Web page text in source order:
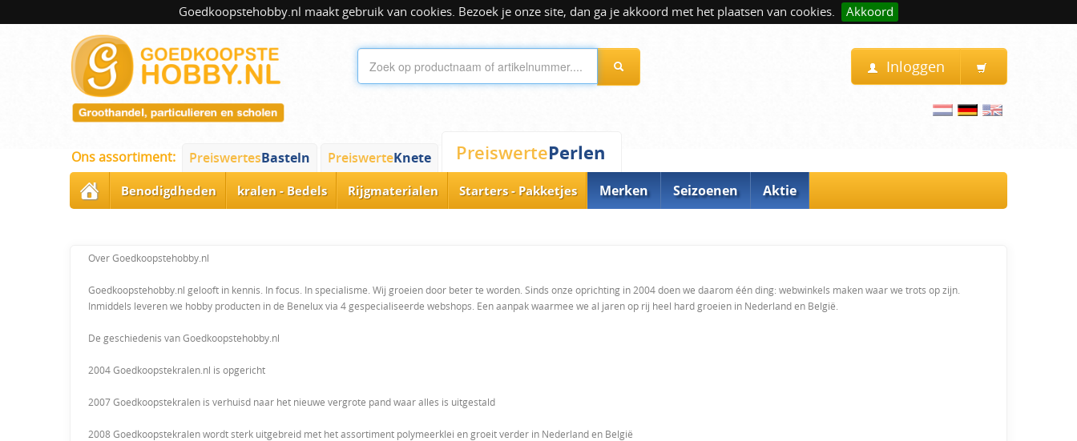
Goedkoopstehobby.nl maakt gebruik van cookies. Bezoek je onze site, dan ga je akkoord met het plaatsen van cookies. Akkoord
Inloggen
Ons assortiment: PreiswertesBasteln PreiswerteKnete PreiswertePerlen
Benodigdheden kralen - Bedels Rijgmaterialen Starters - Pakketjes Merken Seizoenen Aktie
Over Goedkoopstehobby.nl
Goedkoopstehobby.nl gelooft in kennis. In focus. In specialisme. Wij groeien door beter te worden. Sinds onze oprichting in 2004 doen we daarom één ding: webwinkels maken waar we trots op zijn.
Inmiddels leveren we hobby producten in de Benelux via 4 gespecialiseerde webshops. Een aanpak waarmee we al jaren op rij heel hard groeien in Nederland en België.
De geschiedenis van Goedkoopstehobby.nl
2004 Goedkoopstekralen.nl is opgericht
2007 Goedkoopstekralen is verhuisd naar het nieuwe vergrote pand waar alles is uitgestald
2008 Goedkoopstekralen wordt sterk uitgebreid met het assortiment polymeerklei en groeit verder in Nederland en België